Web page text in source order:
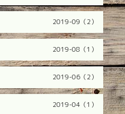
2019-09（2）
2019-08（1）
2019-06（2）
2019-04（1）